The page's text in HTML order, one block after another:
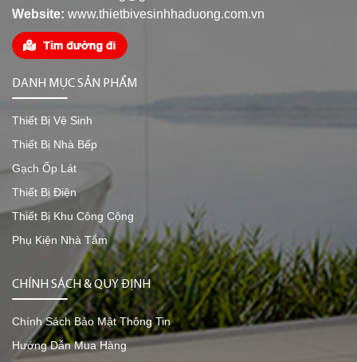
Website: www.thietbivesinhhaduong.com.vn
DANH MỤC SẢN PHẨM
Thiết Bị Vệ Sinh
Thiết Bị Nhà Bếp
Gạch Ốp Lát
Thiết Bị Điện
Thiết Bị Khu Công Cộng
Phụ Kiện Nhà Tắm
CHÍNH SÁCH & QUY ĐỊNH
Chính Sách Bảo Mật Thông Tin
Hướng Dẫn Mua Hàng